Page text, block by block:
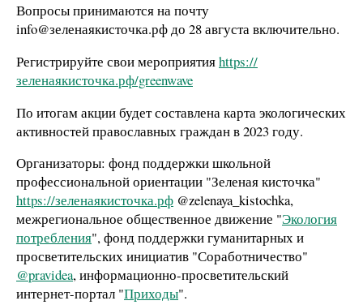
Вопросы принимаются на почту
info@зеленаякисточка.рф до 28 августа включительно.
Регистрируйте свои мероприятияhttps://
зеленаякисточка.рф/greenwave
По итогам акции будет составлена карта экологических
активностей православных граждан в 2023 году.
Организаторы: фонд поддержки школьной
профессиональной ориентации "Зеленая кисточка"
https://зеленаякисточка.рф @zelenaya_kistochka,
межрегиональное общественное движение "Экология
потребления", фонд поддержки гуманитарных и
просветительских инициатив "Соработничество"
@pravidea, информационно-просветительский
интернет-портал "Приходы".